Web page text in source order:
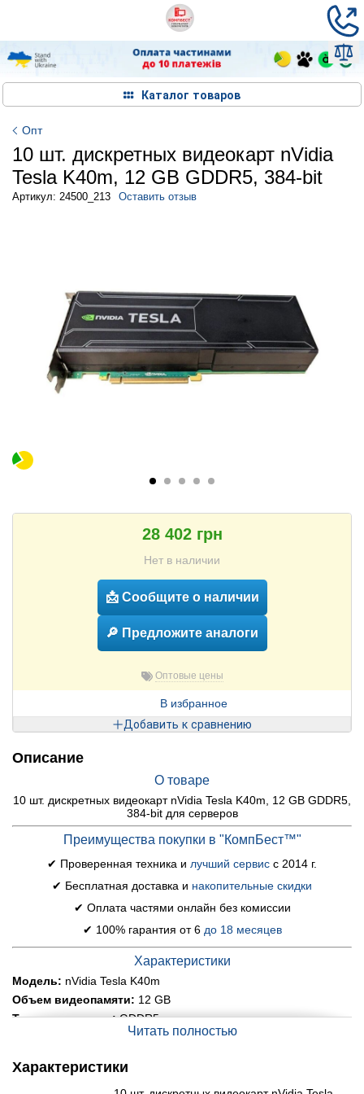
Каталог товаров
Опт
10 шт. дискретных видеокарт nVidia
Tesla K40m, 12 GB GDDR5, 384-bit
Артикул: 24500_213 Оставить отзыв
28 402 грн
Нет в наличии
📩 Сообщите о наличии
🔎 Предложите аналоги
Оптовые цены
В избранное
Добавить к сравнению
Описание
О товаре
10 шт. дискретных видеокарт nVidia Tesla K40m, 12 GB GDDR5,
384-bit для серверов
Преимущества покупки в "КомпБест™"
✔ Проверенная техника и лучший сервис с 2014 г.
✔ Бесплатная доставка и накопительные скидки
✔ Оплата частями онлайн без комиссии
✔ 100% гарантия от 6 до 18 месяцев
Характеристики
Модель: nVidia Tesla K40m
Объем видеопамяти: 12 GB
Тип видеопамяти:GDDR5
384-bit
Пропускная способность памяти:
Читать полностью
Характеристики